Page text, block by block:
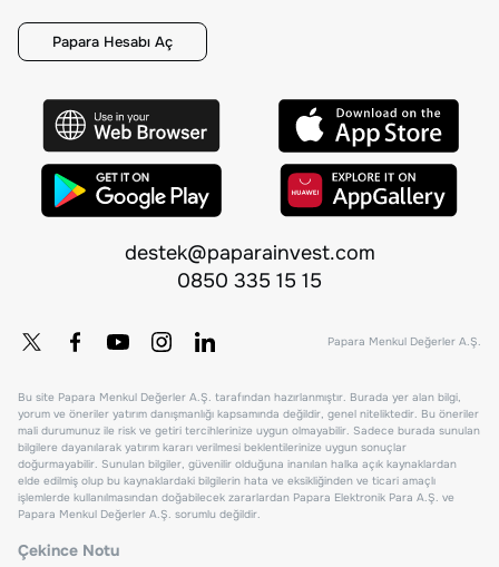
Papara Hesabı Aç
destek@paparainvest.com
0850 335 15 15
Papara Menkul Değerler A.Ş.
Bu site Papara Menkul Değerler A.Ş. tarafından hazırlanmıştır. Burada yer alan bilgi,
yorum ve öneriler yatırım danışmanlığı kapsamında değildir, genel niteliktedir. Bu öneriler
mali durumunuz ile risk ve getiri tercihlerinize uygun olmayabilir. Sadece burada sunulan
bilgilere dayanılarak yatırım kararı verilmesi beklentilerinize uygun sonuçlar
doğurmayabilir. Sunulan bilgiler, güvenilir olduğuna inanılan halka açık kaynaklardan
elde edilmiş olup bu kaynaklardaki bilgilerin hata ve eksikliğinden ve ticari amaçlı
işlemlerde kullanılmasından doğabilecek zararlardan Papara Elektronik Para A.Ş. ve
Papara Menkul Değerler A.Ş. sorumlu değildir.
Çekince Notu